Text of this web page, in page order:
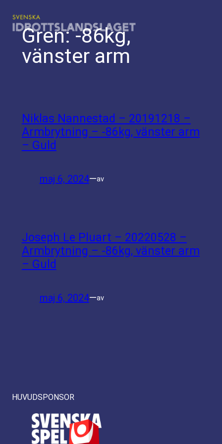
till
innehållGren:-86kg,
vänster arm
Niklas Nannestad – 20191218 –
Armbrytning – -86kg, vänster arm
– Guld
maj 6, 2024—av
Joseph Le Pluart – 20220528 –
Armbrytning – -86kg, vänster arm
– Guld
maj 6, 2024—av
HUVUDSPONSOR